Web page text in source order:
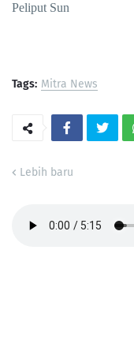
Peliput Sun
Tags: Mitra News
Lebih baru